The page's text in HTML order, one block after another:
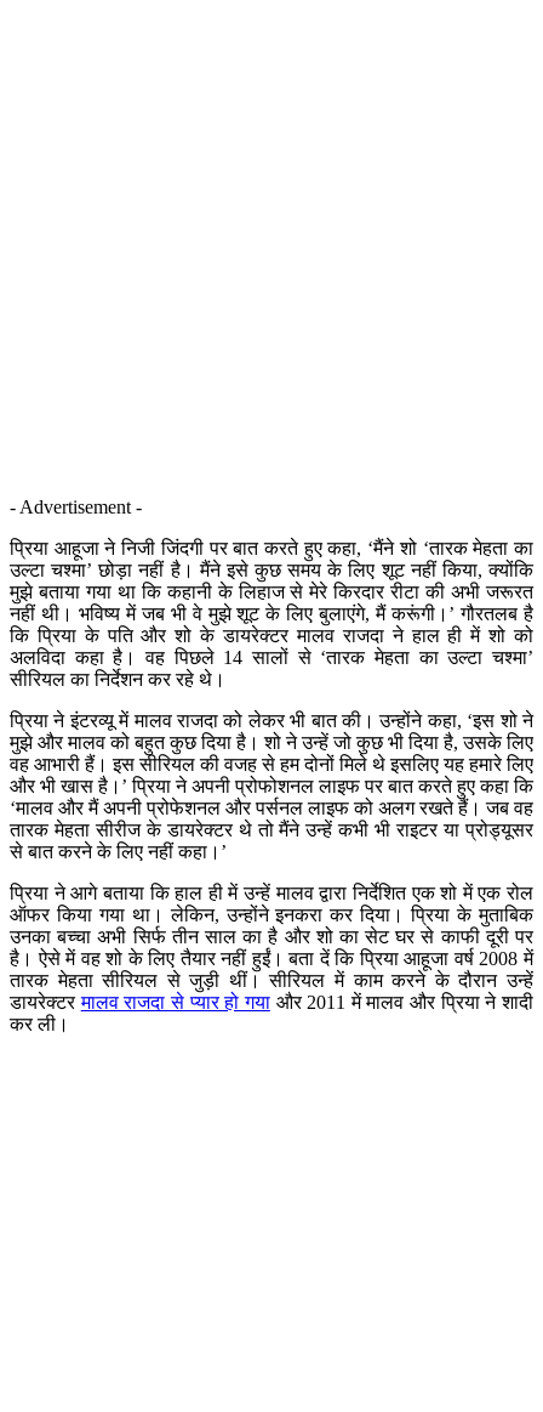
- Advertisement -
प्रिया आहूजा ने निजी जिंदगी पर बात करते हुए कहा, ‘मैंने शो ‘तारक मेहता का
उल्टा चश्मा’ छोड़ा नहीं है। मैंने इसे कुछ समय के लिए शूट नहीं किया, क्योंकि
मुझे बताया गया था कि कहानी के लिहाज से मेरे किरदार रीटा की अभी जरूरत
नहीं थी। भविष्य में जब भी वे मुझे शूट के लिए बुलाएंगे, मैं करूंगी।’ गौरतलब है
कि प्रिया के पति और शो के डायरेक्टर मालव राजदा ने हाल ही में शो को
अलविदा कहा है। वह पिछले 14 सालों से ‘तारक मेहता का उल्टा चश्मा’
सीरियल का निर्देशन कर रहे थे।
प्रिया ने इंटरव्यू में मालव राजदा को लेकर भी बात की। उन्होंने कहा, ‘इस शो ने
मुझे और मालव को बहुत कुछ दिया है। शो ने उन्हें जो कुछ भी दिया है, उसके लिए
वह आभारी हैं। इस सीरियल की वजह से हम दोनों मिले थे इसलिए यह हमारे लिए
और भी खास है।’ प्रिया ने अपनी प्रोफोशनल लाइफ पर बात करते हुए कहा कि
‘मालव और मैं अपनी प्रोफेशनल और पर्सनल लाइफ को अलग रखते हैं। जब वह
तारक मेहता सीरीज के डायरेक्टर थे तो मैंने उन्हें कभी भी राइटर या प्रोड्यूसर
से बात करने के लिए नहीं कहा।’
प्रिया ने आगे बताया कि हाल ही में उन्हें मालव द्वारा निर्देशित एक शो में एक रोल
ऑफर किया गया था। लेकिन, उन्होंने इनकरा कर दिया। प्रिया के मुताबिक
उनका बच्चा अभी सिर्फ तीन साल का है और शो का सेट घर से काफी दूरी पर
है। ऐसे में वह शो के लिए तैयार नहीं हुईं। बता दें कि प्रिया आहूजा वर्ष 2008 में
तारक मेहता सीरियल से जुड़ी थीं। सीरियल में काम करने के दौरान उन्हें
डायरेक्टरमालव राजदा से प्यार हो गयाऔर 2011 में मालव और प्रिया ने शादी
कर ली।